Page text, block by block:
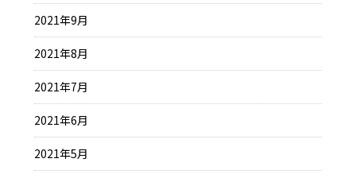
2021年9月
2021年8月
2021年7月
2021年6月
2021年5月